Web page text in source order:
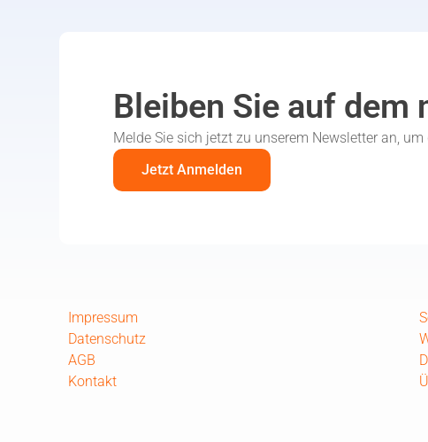
Bleiben Sie auf dem
Melde Sie sich jetzt zu unserem Newsletter an,
Jetzt Anmelden
Impressum
Datenschutz
AGB
Kontakt